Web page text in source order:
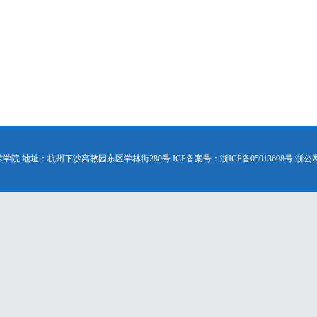
院 地址：杭州下沙高教园东区学林街280号 ICP备案号：浙ICP备05013608号 浙公